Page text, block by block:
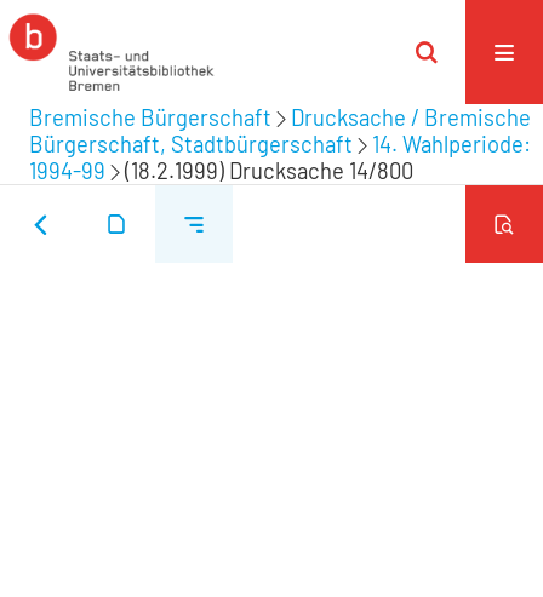
Bremische Bürgerschaft
Drucksache / Bremische
Bürgerschaft, Stadtbürgerschaft
14. Wahlperiode:
1994-99
(18.2.1999) Drucksache 14/800